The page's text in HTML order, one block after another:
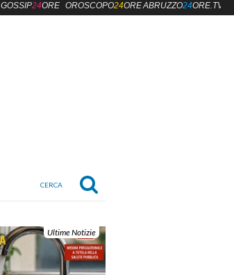
Ultime Notizie
GOSSIP24ORE OROSCOPO24OREABRUZZO24ORE.TV